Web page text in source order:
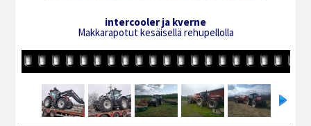
intercooler ja kverne
Makkarapotut kesäisellä rehupellolla